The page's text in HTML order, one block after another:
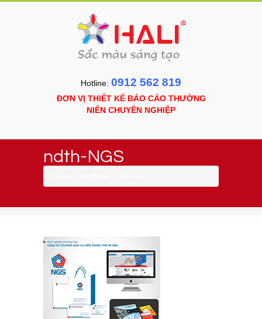
Hotline: 0912 562 819
ĐƠN VỊ THIẾT KẾ BÁO CÁO THƯỜNG
NIÊN CHUYÊN NGHIỆP
ndth-NGS